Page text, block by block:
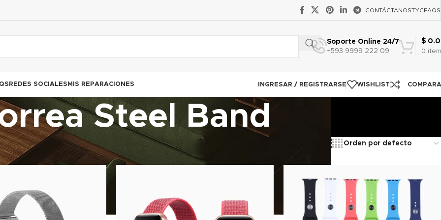
CONTÁCTANOSTYCFAQS
Soporte Online 24/7
+593 9999 222 09
0
$
REDES SOCIALES MIS REPARACIONES INGRESAR / REGISTRARSE WISHLIST
Steel Band
etiquetados “Correa Steel Band”